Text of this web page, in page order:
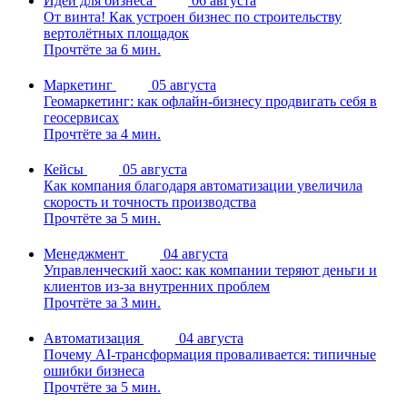
От винта! Как устроен бизнес по строительству
вертолётных площадок
Прочтёте за 6 мин.
Маркетинг
05 августа
Геомаркетинг: как офлайн-бизнесу продвигать себя в
геосервисах
Прочтёте за 4 мин.
Кейсы
05 августа
Как компания благодаря автоматизации увеличила
скорость и точность производства
Прочтёте за 5 мин.
Менеджмент
04 августа
Управленческий хаос: как компании теряют деньги и
клиентов из-за внутренних проблем
Прочтёте за 3 мин.
Автоматизация
04 августа
Почему AI-трансформация проваливается: типичные
ошибки бизнеса
Прочтёте за 5 мин.